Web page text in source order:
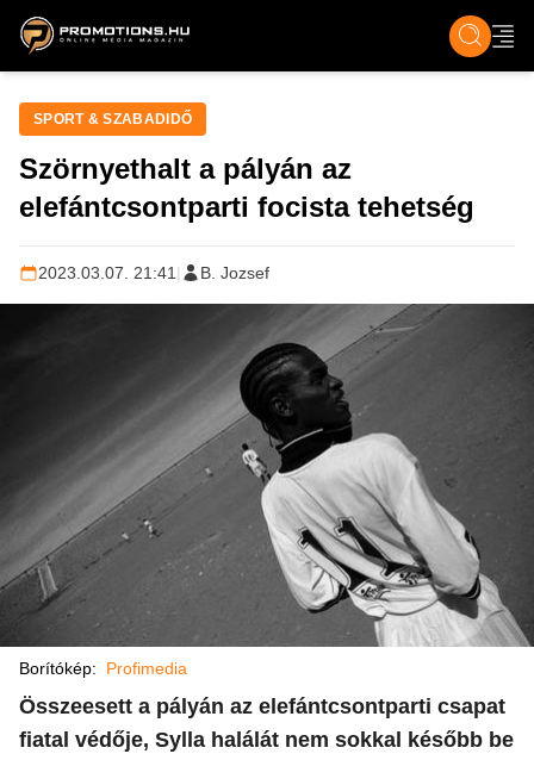
ZENE, FILM & KULT ÉLET TECH &
SPORT & SZABADIDŐ
Szörnyethalt a pályán az
elefántcsontparti focista tehetség
2023.03.07. 21:41 | B. Jozsef
Borítókép: Profimedia
Összeesett a pályán az elefántcsontparti csapat
fiatal védője, Sylla halálát nem sokkal később be